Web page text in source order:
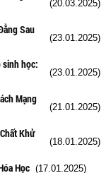
(20.03.2025)
Sau
(23.01.2025)
sinh học:
(23.01.2025)
Mạng
(21.01.2025)
Khử
(18.01.2025)
Học (17.01.2025)